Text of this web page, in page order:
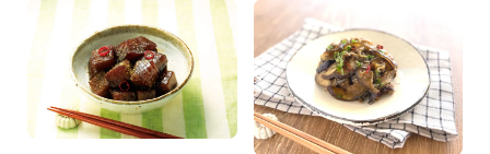
す。ご飯にも、お酒にもよく
合います。料理初心者の方で
も簡単にできます。